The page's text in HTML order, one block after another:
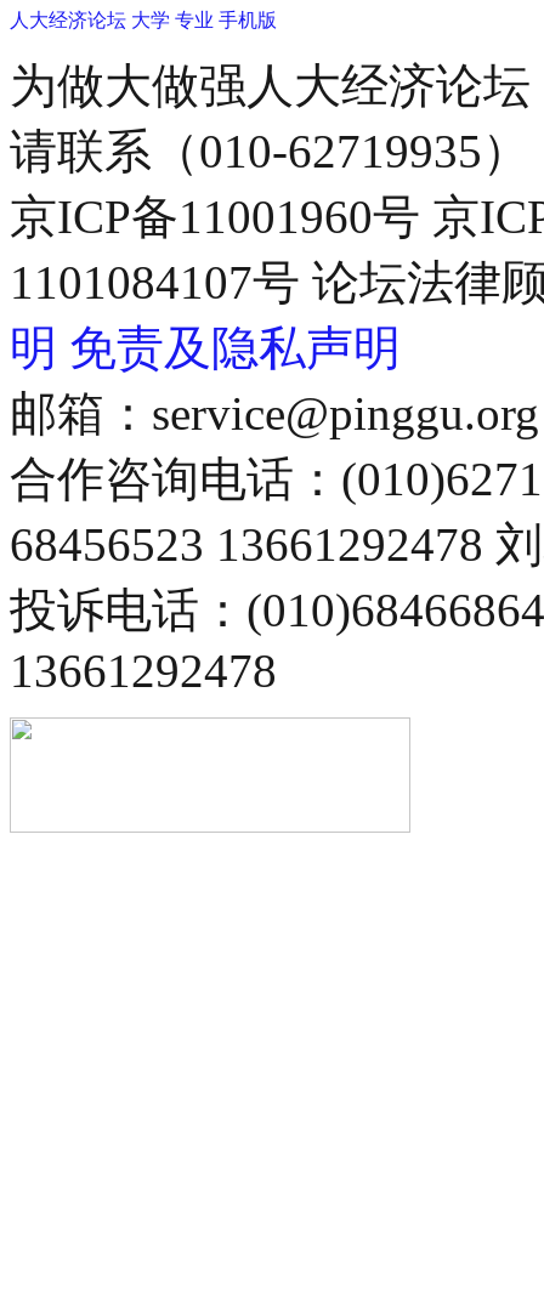
人大经济论坛 大学 专业 手机版
为做大做强人大经济论
请联系（010-62719935）
京ICP备11001960号 京
1101084107号 论坛法律
明 免责及隐私声明
邮箱：service@pinggu.org
合作咨询电话：
68456523 13661292478
投诉电话：
13661292478